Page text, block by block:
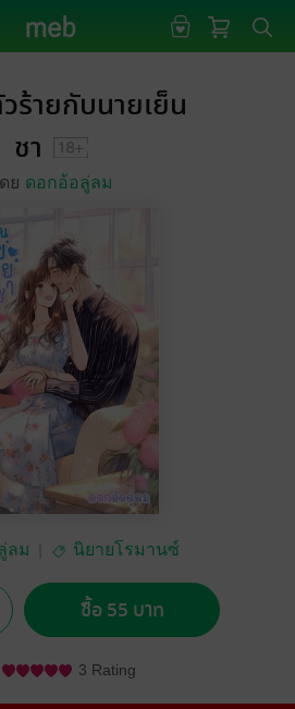
ร้ายกับนายเย็น
ชา
ย ดอกอ้อลู่ลม
ลม นิยายโรมานซ์
ซื้อ 55 บาท
3 Rating